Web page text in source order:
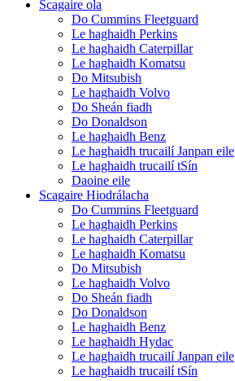
Scagaire ola
Do Cummins Fleetguard
Le haghaidh Perkins
Le haghaidh Caterpillar
Le haghaidh Komatsu
Do Mitsubish
Le haghaidh Volvo
Do Sheán fiadh
Do Donaldson
Le haghaidh Benz
Le haghaidh trucailí Janpan eile
Le haghaidh trucailí tSín
Daoine eile
Scagaire Hiodrálacha
Do Cummins Fleetguard
Le haghaidh Perkins
Le haghaidh Caterpillar
Le haghaidh Komatsu
Do Mitsubish
Le haghaidh Volvo
Do Sheán fiadh
Do Donaldson
Le haghaidh Benz
Le haghaidh Hydac
Le haghaidh trucailí Janpan eile
Le haghaidh trucailí tSín